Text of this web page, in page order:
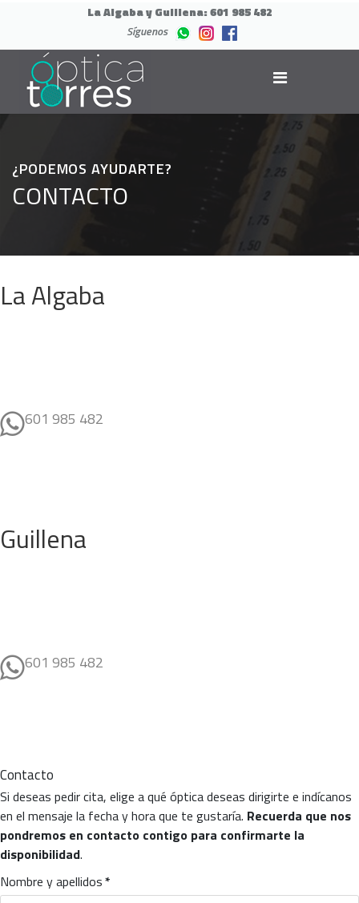
La Algaba y Guillena:601 985 482
Síguenos
¿PODEMOS AYUDARTE?
CONTACTO
La Algaba
601 985 482
Guillena
601 985 482
Contacto
Si deseas pedir cita, elige a qué óptica deseas dirigirte e indícanos
en el mensaje la fecha y hora que te gustaría. Recuerda que nos
pondremos en contacto contigo para confirmarte la
disponibilidad.
Nombre y apellidos*